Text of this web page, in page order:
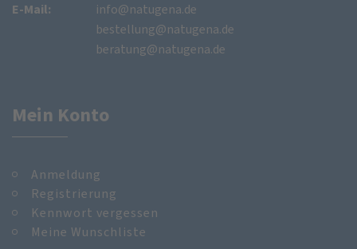
E-Mail:
info@natugena.de
bestellung@natugena.de
beratung@natugena.de
Mein Konto
Anmeldung
Registrierung
Kennwort vergessen
Meine Wunschliste